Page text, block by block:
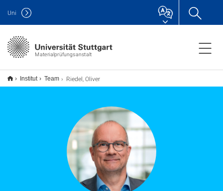
Materialprüfungsanstalt
Uni
Institut Team Riedel, Oliver